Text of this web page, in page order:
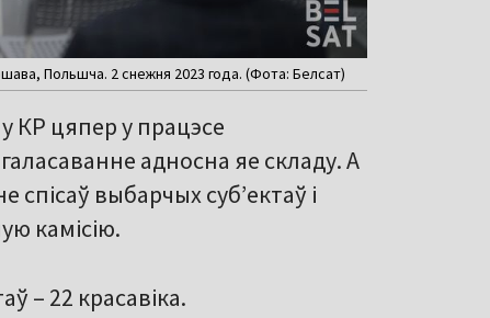
Польшча. 2 снежня 2023 года. (Фота: Белсат)
КР цяпер у працэсе
адносна яе складу. А
выбарчых суб’ектаў і
камісію.
– 22 красавіка.